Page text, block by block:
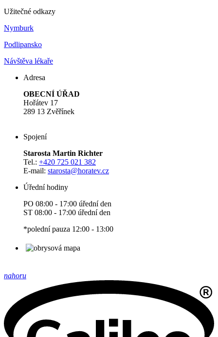
Užitečné odkazy
Nymburk
Podlipansko
Návštěva lékaře
Adresa
OBECNÍ ÚŘAD
Hořátev 17
289 13 Zvěřínek
Spojení
Starosta Martin Richter
Tel.: +420 725 021 382
E-mail: starosta@horatev.cz
Úřední hodiny
PO 08:00 - 17:00 úřední den
ST 08:00 - 17:00 úřední den
*polední pauza 12:00 - 13:00
nahoru